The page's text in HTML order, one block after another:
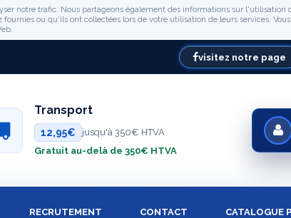
notre trafic. Nous partageons également des informations sur l'utilisation
ou qu'ils ont collectées lors de votre utilisation de leurs services.
visitez notre page
Transport
12,95€
jusqu'à 350€ HTVA
Gratuit au-delà de 350€ HTVA
RECRUTEMENT CONTACT CATALOGUE